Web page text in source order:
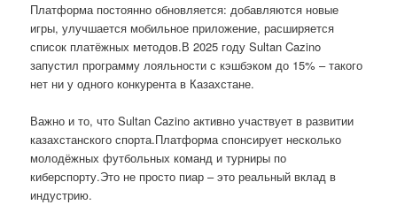
Платформа постоянно обновляется: добавляются новые
игры, улучшается мобильное приложение, расширяется
список платёжных методов.В 2025 году Sultan Cazino
запустил программу лояльности с кэшбэком до 15% – такого
нет ни у одного конкурента в Казахстане.
Важно и то, что Sultan Cazino активно участвует в развитии
казахстанского спорта.Платформа спонсирует несколько
молодёжных футбольных команд и турниры по
киберспорту.Это не просто пиар – это реальный вклад в
индустрию.